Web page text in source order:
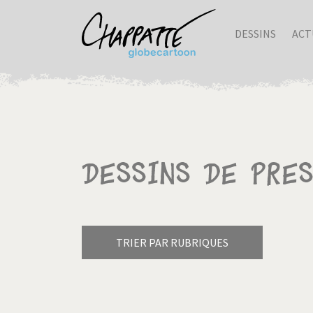
DESSINS
Dessins de
TRIER PAR RUBRIQUES